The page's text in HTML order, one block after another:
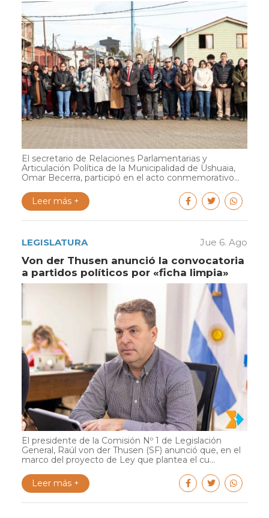
El secretario de Relaciones Parlamentarias y
Articulación Política de la Municipalidad de Ushuaia,
Omar Becerra, participó en el acto conmemorativo...
Leer más +
LEGISLATURA Jue 6. Ago
Von der Thusen anunció la convocatoria
a partidos políticos por «ficha limpia»
El presidente de la Comisión Nº 1 de Legislación
General, Raúl von der Thusen (SF) anunció que, en el
marco del proyecto de Ley que plantea el cu...
Leer más +